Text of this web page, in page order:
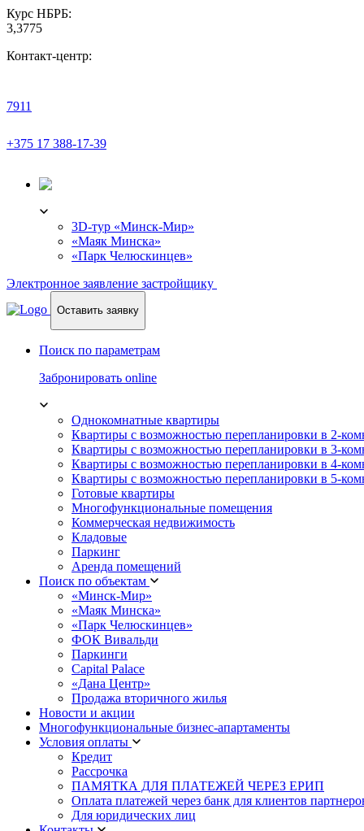
Курс НБРБ:
3,3775
Контакт-центр:
7911
+375 17 388-17-39
3D-тур «Минск-Мир»
«Маяк Минска»
«Парк Челюскинцев»
Электронное заявление застройщику
Оставить заявку
Поиск по параметрам
Забронировать online
Однокомнатные квартиры
Квартиры с возможностью перепланировки в 2-
Квартиры с возможностью перепланировки в 3-
Квартиры с возможностью перепланировки в 4-
Квартиры с возможностью перепланировки в 5-
Готовые квартиры
Многофункциональные помещения
Коммерческая недвижимость
Кладовые
Паркинг
Аренда помещений
Поиск по объектам
«Минск-Мир»
«Маяк Минска»
«Парк Челюскинцев»
ФОК Вивальди
Паркинги
Capital Palace
«Дана Центр»
Продажа вторичного жилья
Новости и акции
Многофункциональные бизнес-апартаменты
Условия оплаты
Кредит
Рассрочка
ПАМЯТКА ДЛЯ ПЛАТЕЖЕЙ ЧЕРЕЗ ЕРИП
Оплата платежей через банк для клиентов
Для юридических лиц